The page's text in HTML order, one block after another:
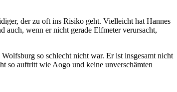
der zu oft ins Risiko geht. Vielleicht hat Hannes
auch, wenn er nicht gerade Elfmeter verursacht,
so schlecht nicht war. Er ist insgesamt nicht
so auftritt wie Aogo und keine unverschämten